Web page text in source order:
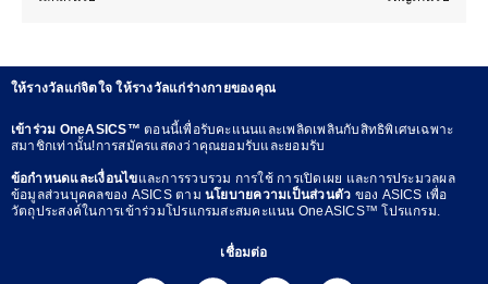
ให้รางวัลแก่จิตใจ ให้รางวัลแก่ร่างกายของคุณ
เข้าร่วม OneASICS™ตอนนี้เพื่อรับคะแนนและเพลิดเพลินกับสิทธิพิเศษเฉพาะ
สมาชิกเท่านั้น!การสมัครแสดงว่าคุณยอมรับและยอมรับ
ข้อกำหนดและเงื่อนไขและการรวบรวม การใช้ การเปิดเผย และการประมวลผล
ข้อมูลส่วนบุคคลของ ASICS ตาม นโยบายความเป็นส่วนตัว ของ ASICS เพื่อ
วัตถุประสงค์ในการเข้าร่วมโปรแกรมสะสมคะแนน OneASICS™ โปรแกรม.
เชื่อมต่อ